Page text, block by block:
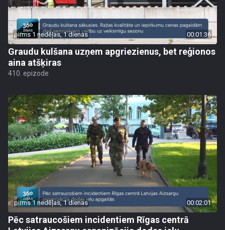
pirms 1 nedēļas, 1 dienas 00:01:36
Graudu kulšana uzņem apgriezienus, bet reģionos
aina atšķiras
410. epizode
pirms 1 nedēļas, 1 dienas 00:02:01
Pēc satraucošiem incidentiem Rīgas centrā